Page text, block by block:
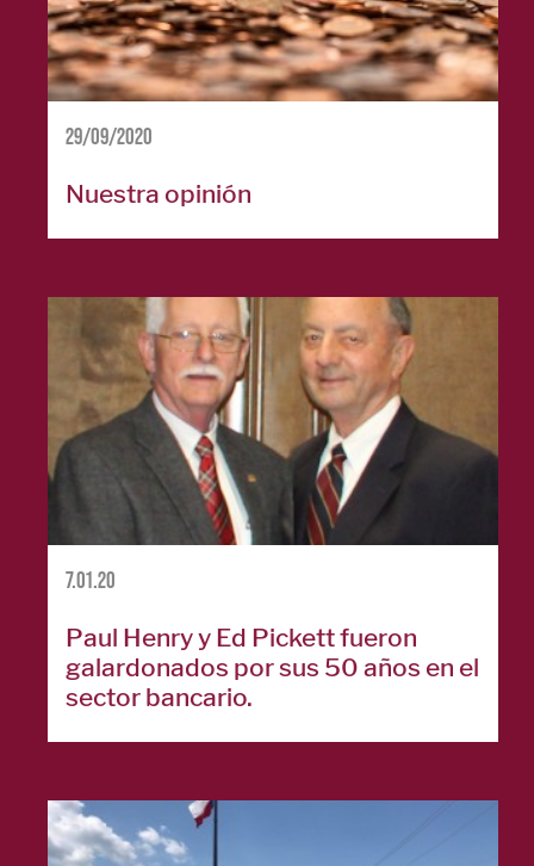
SERVICIOS
bancarios
operaciones
bancarias en
línea de forma
segura.
Noticias y
eventos
Preparación
English
AFILIADOS
Inversiones
Ameriprise
29/09/2020
Nuestra opinión
7.01.20
Paul Henry y Ed Pickett fueron
galardonados por sus 50 años en el
sector bancario.